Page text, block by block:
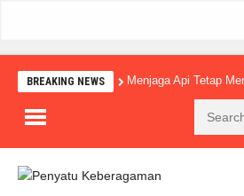
BREAKING NEWS Menjaga Api Tetap